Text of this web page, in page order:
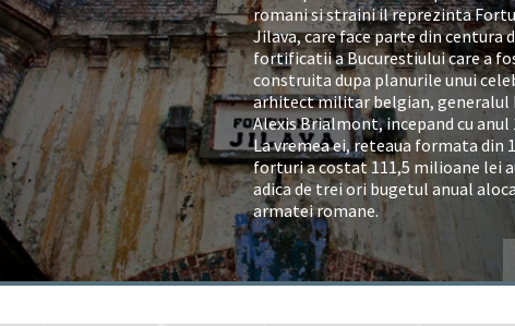
romani si straini il reprezinta
Jilava, care face parte din centura
fortificatii a Bucurestiului care a
construita dupa planurile unui
arhitect militar belgian, generalul
Alexis Brialmont, incepand cu anul
La vremea ei, reteaua formata din
forturi a costat 111,5 milioane lei
adica de trei ori bugetul anual
armatei romane.